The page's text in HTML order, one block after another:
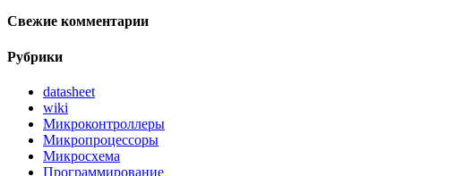
Свежие комментарии
Рубрики
datasheet
wiki
Микроконтроллеры
Микропроцессоры
Микросхема
Программирование